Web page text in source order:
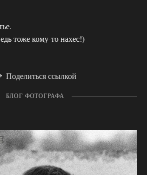
тоже кому-то нахес!)
Поделиться ссылкой
БЛОГ ФОТОГРАФА